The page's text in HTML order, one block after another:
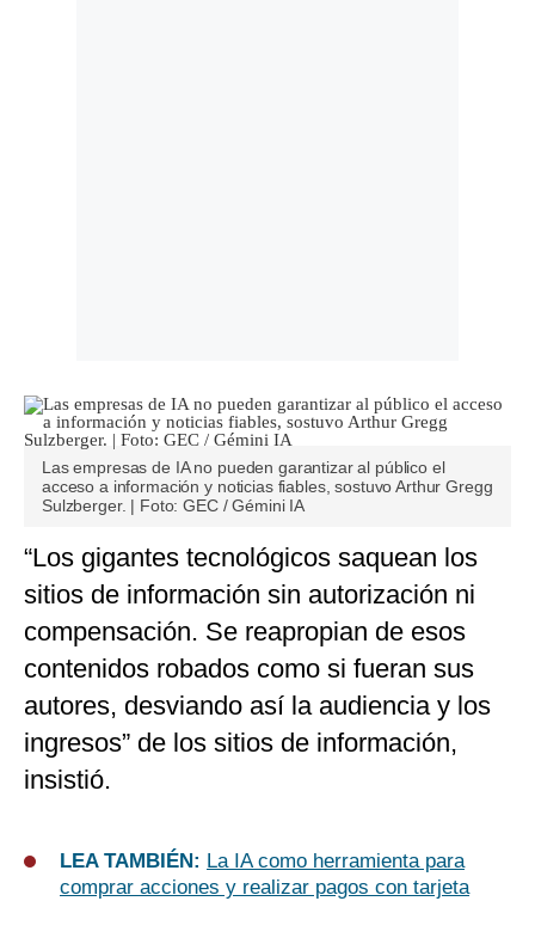
Las empresas de IA no pueden garantizar al público el
acceso a información y noticias fiables, sostuvo Arthur Gregg
Sulzberger. | Foto: GEC / Gémini IA
“Los gigantes tecnológicos saquean los
sitios de información sin autorización ni
compensación. Se reapropian de esos
contenidos robados como si fueran sus
autores, desviando así la audiencia y los
ingresos” de los sitios de información,
insistió.
LEA TAMBIÉN: La IA como herramienta para
comprar acciones y realizar pagos con tarjeta